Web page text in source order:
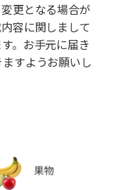
更となる場合が
容に関しまして
。お手元に届き
すようお願いし